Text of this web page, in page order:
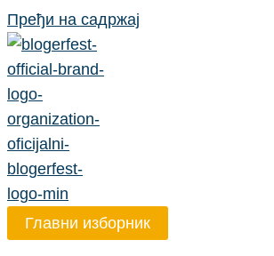
Пређи на садржај
Главни изборник